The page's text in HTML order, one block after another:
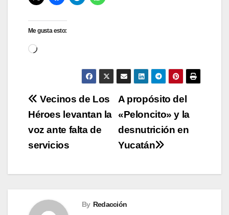
Me gusta esto:
Cargando...
Navegación
de
entradas
A propósito del
«Peloncito» y la
desnutrición en
Yucatán
Vecinos de Los
Héroes levantan la
voz ante falta de
servicios
By Redacción